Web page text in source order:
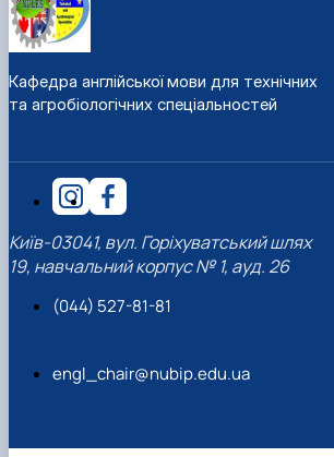
Кафедра англійської мови для технічних
та агробіологічних спеціальностей
Київ-03041, вул. Горіхуватський шлях
19, навчальний корпус № 1, ауд. 26
(044) 527-81-81
engl_chair@nubip.edu.ua